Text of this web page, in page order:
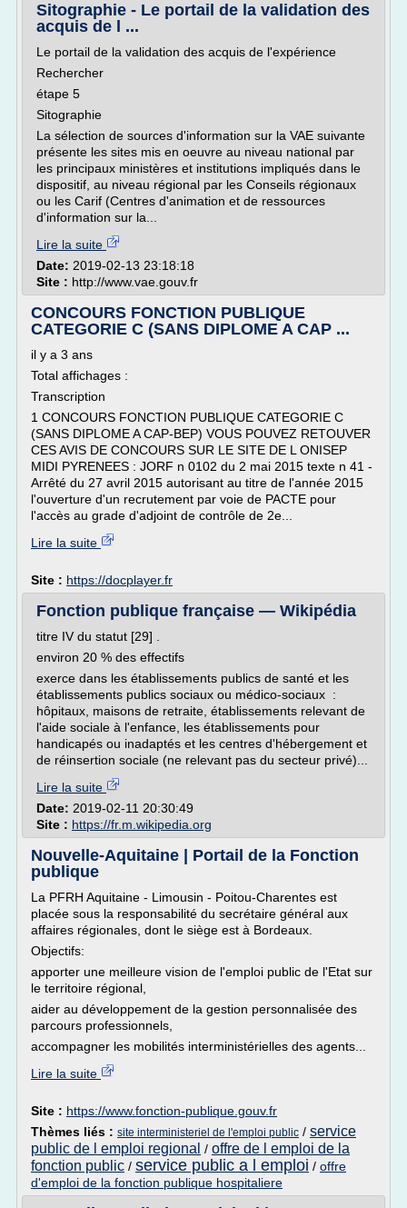
Sitographie - Le portail de la validation des
acquis de l ...
Le portail de la validation des acquis de l'expérience
Rechercher
étape 5
Sitographie
La sélection de sources d'information sur la VAE suivante
présente les sites mis en oeuvre au niveau national par
les principaux ministères et institutions impliqués dans le
dispositif, au niveau régional par les Conseils régionaux
ou les Carif (Centres d'animation et de ressources
d'information sur la...
Lire la suite
Date: 2019-02-13 23:18:18
Site : http://www.vae.gouv.fr
CONCOURS FONCTION PUBLIQUE
CATEGORIE C (SANS DIPLOME A CAP ...
il y a 3 ans
Total affichages :
Transcription
1 CONCOURS FONCTION PUBLIQUE CATEGORIE C
(SANS DIPLOME A CAP-BEP) VOUS POUVEZ RETOUVER
CES AVIS DE CONCOURS SUR LE SITE DE L ONISEP
MIDI PYRENEES : JORF n 0102 du 2 mai 2015 texte n 41 -
Arrêté du 27 avril 2015 autorisant au titre de l'année 2015
l'ouverture d'un recrutement par voie de PACTE pour
l'accès au grade d'adjoint de contrôle de 2e...
Lire la suite
Site : https://docplayer.fr
Fonction publique française — Wikipédia
titre IV du statut [29] .
environ 20 % des effectifs
exerce dans les établissements publics de santé et les
établissements publics sociaux ou médico-sociaux :
hôpitaux, maisons de retraite, établissements relevant de
l'aide sociale à l'enfance, les établissements pour
handicapés ou inadaptés et les centres d'hébergement et
de réinsertion sociale (ne relevant pas du secteur privé)...
Lire la suite
Date: 2019-02-11 20:30:49
Site : https://fr.m.wikipedia.org
Nouvelle-Aquitaine | Portail de la Fonction
publique
La PFRH Aquitaine - Limousin - Poitou-Charentes est
placée sous la responsabilité du secrétaire général aux
affaires régionales, dont le siège est à Bordeaux.
Objectifs:
apporter une meilleure vision de l'emploi public de l'Etat sur
le territoire régional,
aider au développement de la gestion personnalisée des
parcours professionnels,
accompagner les mobilités interministérielles des agents...
Lire la suite
Site : https://www.fonction-publique.gouv.fr
Thèmes liés : site interministeriel de l'emploi public / service
public de l emploi regional / offre de l emploi de la
fonction public / service public a l emploi / offre
d'emploi de la fonction publique hospitaliere